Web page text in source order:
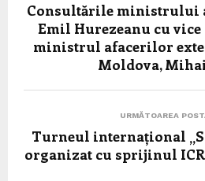
Consultările ministrului
Emil Hurezeanu cu
ministrul afacerilor
Moldova,
URMĂTOAREA
Turneul internațional
organizat cu sprijinul